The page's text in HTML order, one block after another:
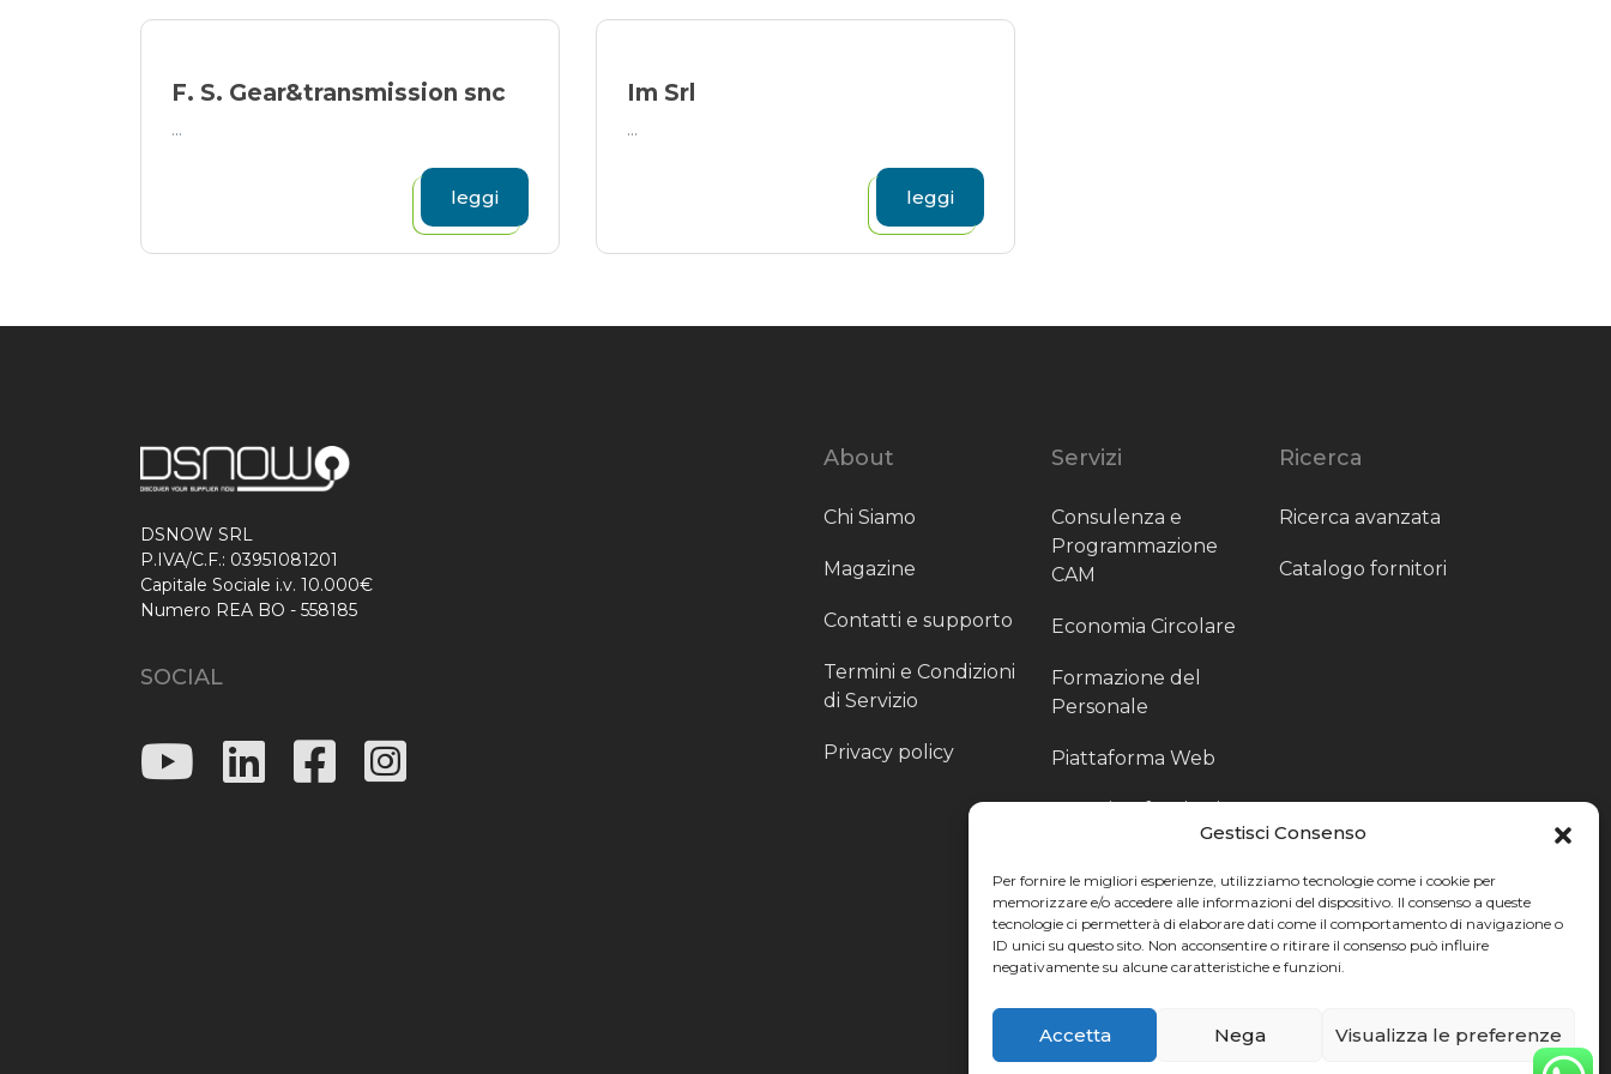
Gestisci Consenso
Per fornire le migliori esperienze, utilizziamo tecnologie come i cookie per
memorizzare e/o accedere alle informazioni del dispositivo. Il consenso a queste
tecnologie ci permetterà di elaborare dati come il comportamento di navigazione o
ID unici su questo sito. Non acconsentire o ritirare il consenso può influire
negativamente su alcune caratteristiche e funzioni.
Accetta Nega Visualizza le preferenze
F. S. Gear&transmission snc
...
leggi
Im Srl
...
leggi
DSNOW SRL
P.IVA/C.F.: 03951081201
Capitale Sociale i.v. 10.000€
Numero REA BO - 558185
SOCIAL
About
Chi Siamo
Magazine
Contatti e supporto
Termini e Condizioni
di Servizio
Privacy policy
Servizi
Consulenza e
Programmazione
CAM
Economia Circolare
Formazione del
Personale
Piattaforma Web
Scouting fornitori
Particolari
Raccoglitori di Fine
Linea
Ricerca
Ricerca avanzata
Catalogo fornitori